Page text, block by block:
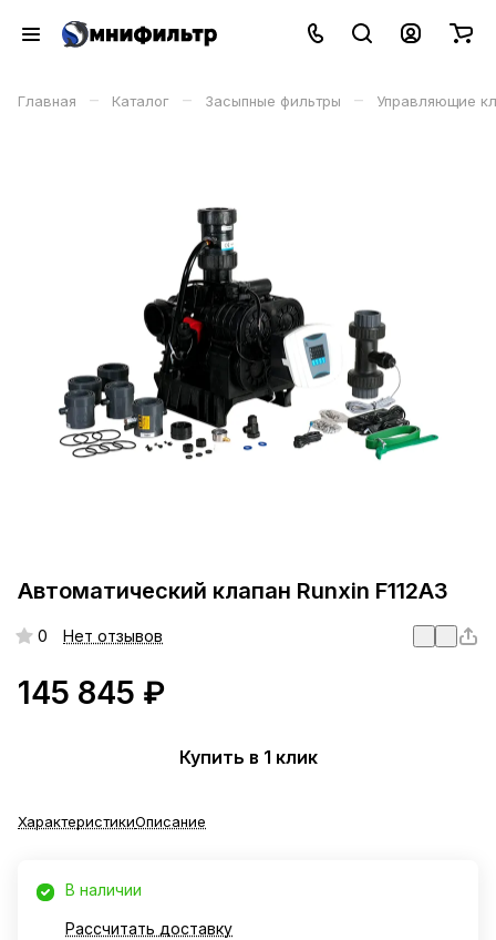
Главная – Каталог – Засыпные фильтры – Управляющие
Автоматический клапан Runxin F112A3
0 Нет отзывов
145 845 ₽
Купить в 1 клик
ХарактеристикиОписание
В наличии
Рассчитать доставку